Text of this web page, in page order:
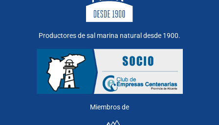
Productores de sal marina natural desde 1900.
Miembros de